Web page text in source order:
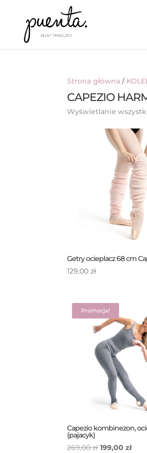
Strona główna /
CAPEZIO
Wyświetlanie
Getry ocieplacz 68 cm
129,00zł
Promocja!
Capezio kombinezon,
(pajacyk)
269,00złPierwotna
199,00zł